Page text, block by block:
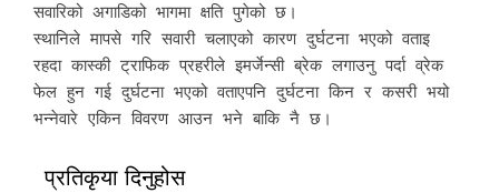
सवारिको अगाडिको भागमा क्षति पुगेको छ।
स्थानिले मापसे गरि सवारी चलाएको कारण दुर्घटना भएको वताइ
रहदा कास्की ट्राफिक प्रहरीले इमर्जेन्सी ब्रेक लगाउनु पर्दा व्रेक
फेल हुन गई दुर्घटना भएको वताएपनि दुर्घटना किन र कसरी भयो
भन्नेवारे एकिन विवरण आउन भने बाकि नै छ।
प्रतिकृया दिनुहोस